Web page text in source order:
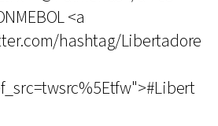
<a
hashtag/Libertadore